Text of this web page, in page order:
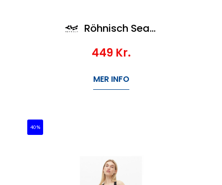
Röhnisch Seamless Rib Sportsbra
449 Kr.
MER INFO
40%